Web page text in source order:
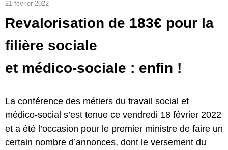
21 février 2022
Revalorisation de 183€ pour la
filière sociale
et médico-sociale : enfin !
La conférence des métiers du travail social et
médico-social s’est tenue ce vendredi 18 février 2022
et a été l’occasion pour le premier ministre de faire un
certain nombre d’annonces, dont le versement du